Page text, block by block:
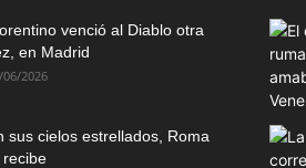
venció al Diablo otra
en Madrid
06/2026
sus cielos estrellados, Roma
recibe